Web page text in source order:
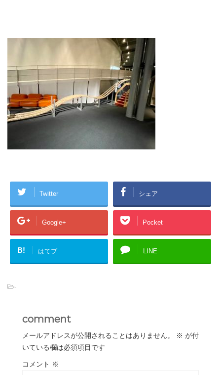
Twitter シェア
Google+ Pocket
B! はてブ LINE
-
comment
メールアドレスが公開されることはありません。 ※ が付
いている欄は必須項目です
コメント ※